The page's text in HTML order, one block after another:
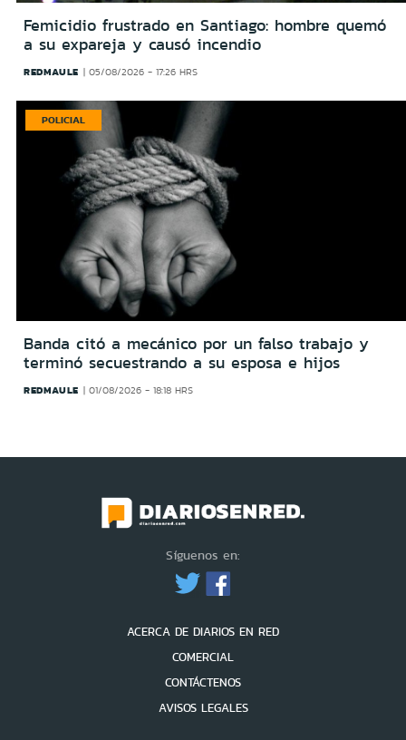
Femicidio frustrado en Santiago: hombre quemó
a su expareja y causó incendio
REDMAULE 05/08/2026 - 17:26 HRS
POLICIAL
Banda citó a mecánico por un falso trabajo y
terminó secuestrando a su esposa e hijos
REDMAULE 01/08/2026 - 18:18 HRS
Síguenos en:
ACERCA DE DIARIOS EN RED
COMERCIAL
CONTÁCTENOS
AVISOS LEGALES